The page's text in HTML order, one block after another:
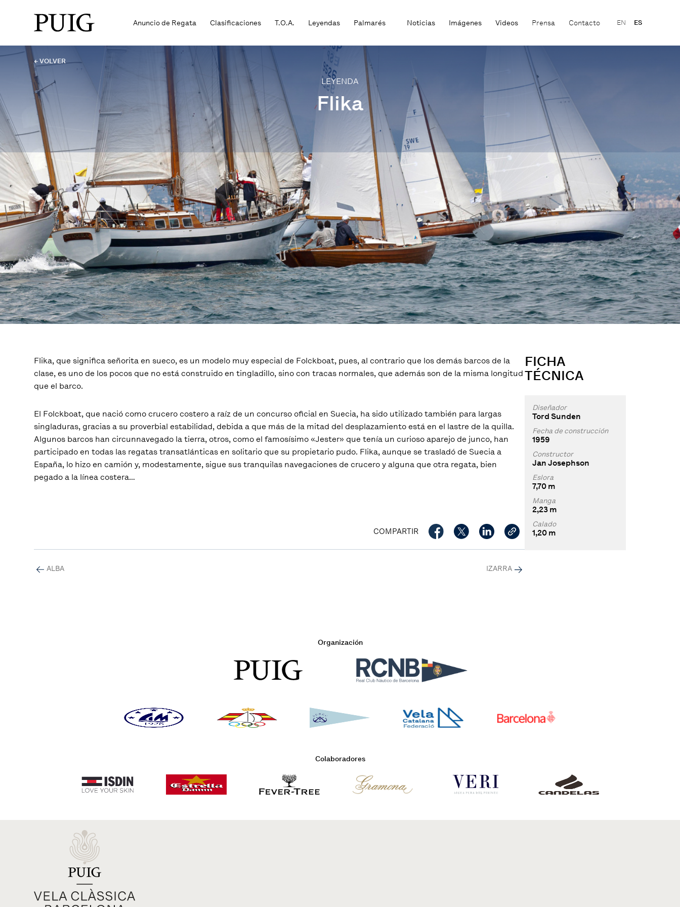
Anuncio de Regata Clasificaciones T.O.A. Leyendas Palmarés Noticias Imágenes Videos Prensa Contacto EN ES
← VOLVER
LEYENDA
Flika
Flika, que significa señorita en sueco, es un modelo muy especial de Folckboat, pues, al contrario que los demás barcos de la
clase, es uno de los pocos que no está construido en tingladillo, sino con tracas normales, que además son de la misma longitud
que el barco.
El Folckboat, que nació como crucero costero a raíz de un concurso oficial en Suecia, ha sido utilizado también para largas
singladuras, gracias a su proverbial estabilidad, debida a que más de la mitad del desplazamiento está en el lastre de la quilla.
Algunos barcos han circunnavegado la tierra, otros, como el famosísimo «Jester» que tenía un curioso aparejo de junco, han
participado en todas las regatas transatlánticas en solitario que su propietario pudo. Flika, aunque se trasladó de Suecia a
España, lo hizo en camión y, modestamente, sigue sus tranquilas navegaciones de crucero y alguna que otra regata, bien
pegado a la línea costera…
COMPARTIR
ALBA IZARRA
FICHA
TÉCNICA
Diseñador
Tord Sunden
Fecha de construcción
1959
Constructor
Jan Josephson
Eslora
7,70 m
Manga
2,23 m
Calado
1,20 m
Organización
Colaboradores